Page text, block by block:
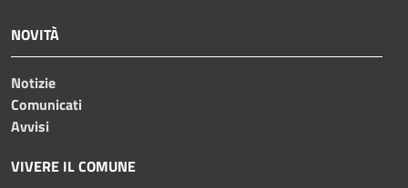
NOVITÀ
Notizie
Comunicati
Avvisi
VIVERE IL COMUNE